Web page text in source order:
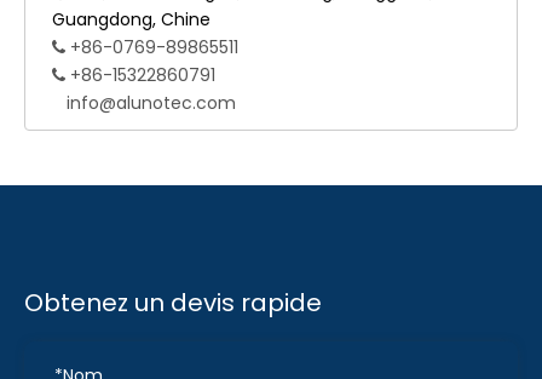
Guangdong, Chine
 +86-0769-89865511
 +86-15322860791
info@alunotec.com
Obtenez un devis rapide